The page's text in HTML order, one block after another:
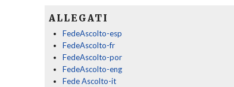
ALLEGATI
FedeAscolto-esp
FedeAscolto-fr
FedeAscolto-por
FedeAscolto-eng
Fede Ascolto-it